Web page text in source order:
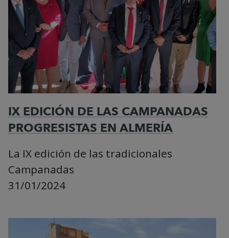
IX EDICIÓN DE LAS CAMPANADAS
PROGRESISTAS EN ALMERÍA
La IX edición de las tradicionales
Campanadas
31/01/2024